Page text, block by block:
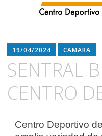
19/04/2024 CAMARA
SENTRAL
CENTRO
Centro Deportivo